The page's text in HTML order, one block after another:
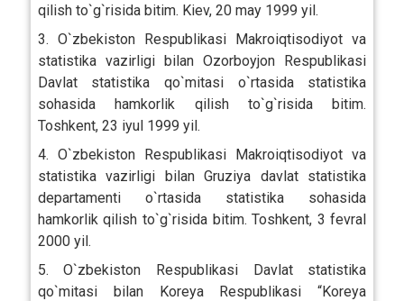
qilish to`g`risida bitim. Kiev, 20 may 1999 yil.
3. O`zbekiston Respublikasi Makroiqtisodiyot va
statistika vazirligi bilan Ozorboyjon Respublikasi
Davlat statistika qo`mitasi o`rtasida statistika
sohasida hamkorlik qilish to`g`risida bitim.
Toshkent, 23 iyul 1999 yil.
4. O`zbekiston Respublikasi Makroiqtisodiyot va
statistika vazirligi bilan Gruziya davlat statistika
departamenti o`rtasida statistika sohasida
hamkorlik qilish to`g`risida bitim. Toshkent, 3 fevral
2000 yil.
5. O`zbekiston Respublikasi Davlat statistika
qo`mitasi bilan Koreya Respublikasi “Koreya